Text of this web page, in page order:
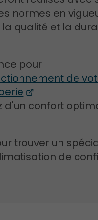
normes en
qualité et la
pour
de
d'un confort
trouver un
de